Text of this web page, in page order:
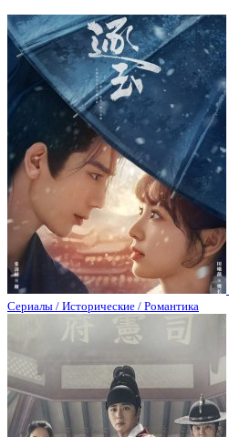
Сериалы / Исторические / Романтика